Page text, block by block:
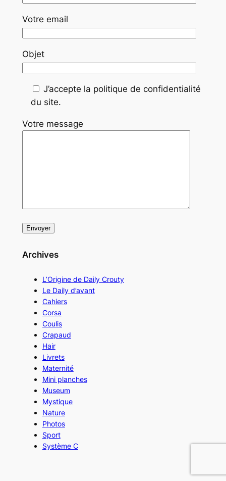
Votre email
Objet
J’accepte la politique de confidentialité
du site.
Votre message
Archives
L’Origine de Daily Crouty
Le Daily d’avant
Cahiers
Corsa
Coulis
Crapaud
Hair
Livrets
Maternité
Mini planches
Museum
Mystique
Nature
Photos
Sport
Système C